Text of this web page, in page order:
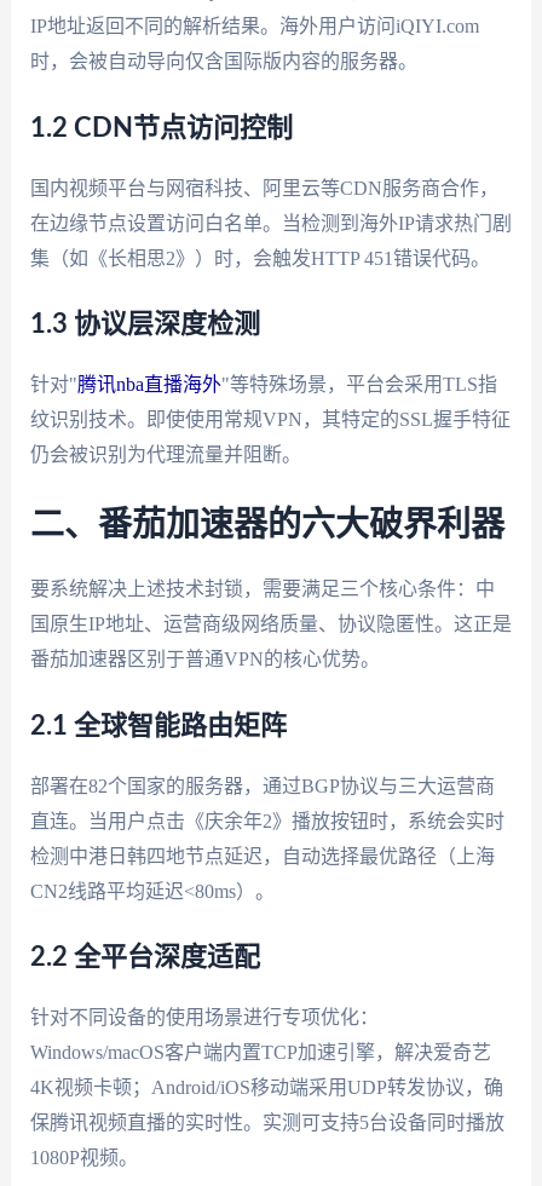
IP地址返回不同的解析结果。海外用户访问iQIYI.com
时，会被自动导向仅含国际版内容的服务器。
1.2 CDN节点访问控制
国内视频平台与网宿科技、阿里云等CDN服务商合作，
在边缘节点设置访问白名单。当检测到海外IP请求热门剧
集（如《长相思2》）时，会触发HTTP 451错误代码。
1.3 协议层深度检测
针对"腾讯nba直播海外"等特殊场景，平台会采用TLS指
纹识别技术。即使使用常规VPN，其特定的SSL握手特征
仍会被识别为代理流量并阻断。
二、番茄加速器的六大破界利器
要系统解决上述技术封锁，需要满足三个核心条件：中
国原生IP地址、运营商级网络质量、协议隐匿性。这正是
番茄加速器区别于普通VPN的核心优势。
2.1 全球智能路由矩阵
部署在82个国家的服务器，通过BGP协议与三大运营商
直连。当用户点击《庆余年2》播放按钮时，系统会实时
检测中港日韩四地节点延迟，自动选择最优路径（上海
CN2线路平均延迟<80ms）。
2.2 全平台深度适配
针对不同设备的使用场景进行专项优化：
Windows/macOS客户端内置TCP加速引擎，解决爱奇艺
4K视频卡顿；Android/iOS移动端采用UDP转发协议，确
保腾讯视频直播的实时性。实测可支持5台设备同时播放
1080P视频。